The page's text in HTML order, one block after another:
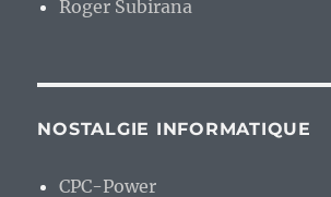
Roger Subirana
NOSTALGIE INFORMATIQUE
CPC-Power